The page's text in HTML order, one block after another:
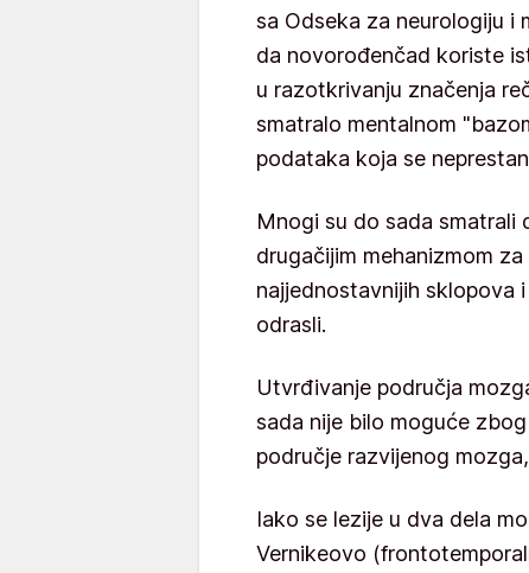
sa Odseka za neurologiju i
da novorođenčad koriste
u razotkrivanju značenja
smatralo mentalnom
podataka koja se
Mnogi su do sada smatrali
drugačijim mehanizmom
najjednostavnijih sklopova
odrasli.
Utvrđivanje područja
sada nije bilo moguće
područje razvijenog
Iako se lezije u dva dela
Vernikeovo